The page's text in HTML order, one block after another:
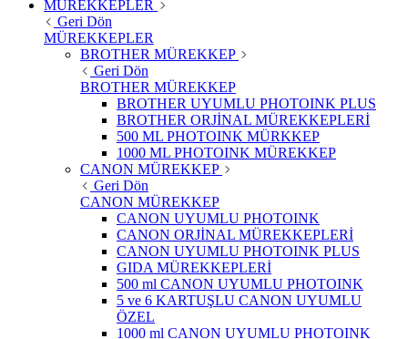
MÜREKKEPLER
Geri Dön
MÜREKKEPLER
BROTHER MÜREKKEP
Geri Dön
BROTHER MÜREKKEP
BROTHER UYUMLU PHOTOINK PLUS
BROTHER ORJİNAL MÜREKKEPLERİ
500 ML PHOTOINK MÜRKKEP
1000 ML PHOTOINK MÜREKKEP
CANON MÜREKKEP
Geri Dön
CANON MÜREKKEP
CANON UYUMLU PHOTOINK
CANON ORJİNAL MÜREKKEPLERİ
CANON UYUMLU PHOTOINK PLUS
GIDA MÜREKKEPLERİ
500 ml CANON UYUMLU PHOTOINK
5 ve 6 KARTUŞLU CANON UYUMLU
ÖZEL
1000 ml CANON UYUMLU PHOTOINK